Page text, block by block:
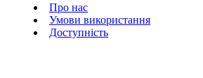
Про нас
Умови використання
Доступність